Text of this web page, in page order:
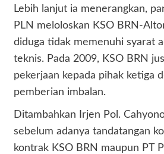
Lebih lanjut ia menerangkan,
PLN meloloskan KSO BRN-
diduga tidak memenuhi syarat
teknis. Pada 2009, KSO BRN
pekerjaan kepada pihak ketiga
pemberian imbalan.
Ditambahkan Irjen Pol.
sebelum adanya tandatangan
kontrak KSO BRN maupun PT